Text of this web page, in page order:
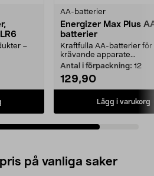
–
AA-batterier
Energizer Max Plus
batterier
Kraftfulla AA-batterier för
krävande apparate...
Antal i förpackning: 12
129,90
Lägg i varukorg
på vanliga saker